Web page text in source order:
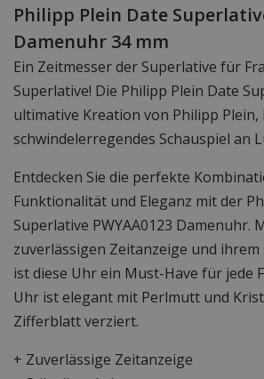
Philipp Plein Date
Damenuhr 34 mm
Ein Zeitmesser der Superlative für
Superlative! Die Philipp Plein Date
ultimative Kreation von Philipp Plein,
schwindelerregendes Schauspiel an
Entdecken Sie die perfekte
Funktionalität und Eleganz mit der
Superlative PWYAA0123 Damenuhr.
zuverlässigen Zeitanzeige und
ist diese Uhr ein Must-Have für jede
Uhr ist elegant mit Perlmutt und
Zifferblatt verziert.
+ Zuverlässige Zeitanzeige